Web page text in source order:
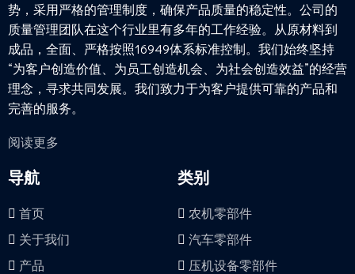
势，采用严格的管理制度，确保产品质量的稳定性。公司的
质量管理团队在这个行业里有多年的工作经验。从原材料到
成品，全面、严格按照16949体系标准控制。我们始终坚持
“为客户创造价值、为员工创造机会、为社会创造效益”的经营
理念，寻求共同发展。我们致力于为客户提供可靠的产品和
完善的服务。
阅读更多
导航
首页
关于我们
产品
类别
农机零部件
汽车零部件
压机设备零部件